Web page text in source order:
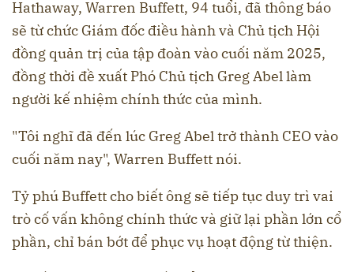
Hathaway, Warren Buffett, 94 tuổi, đã thông báo
sẽ từ chức Giám đốc điều hành và Chủ tịch Hội
đồng quản trị của tập đoàn vào cuối năm 2025,
đồng thời đề xuất Phó Chủ tịch Greg Abel làm
người kế nhiệm chính thức của mình.
"Tôi nghĩ đã đến lúc Greg Abel trở thành CEO vào
cuối năm nay", Warren Buffett nói.
Tỷ phú Buffett cho biết ông sẽ tiếp tục duy trì vai
trò cố vấn không chính thức và giữ lại phần lớn cổ
phần, chỉ bán bớt để phục vụ hoạt động từ thiện.